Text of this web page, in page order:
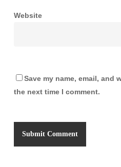
Website
Save my name, email, and
the next time I comment.